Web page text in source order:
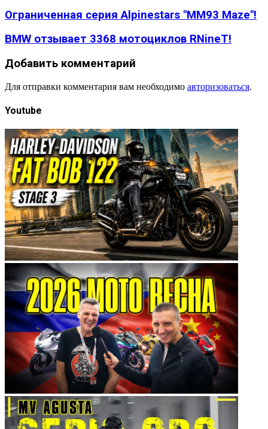
Ограниченная серия Alpinestars "MM93 Maze"!
BMW отзывает 3368 мотоциклов RNineT!
Добавить комментарий
Для отправки комментария вам необходимо авторизоваться.
Youtube